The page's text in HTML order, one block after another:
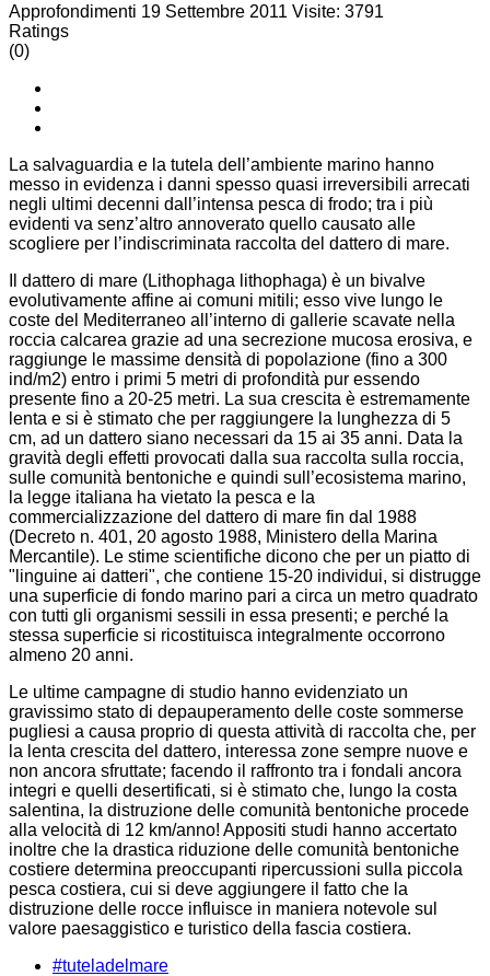
Approfondimenti 19 Settembre 2011 Visite: 3791
Ratings
(0)
La salvaguardia e la tutela dell’ambiente marino hanno
messo in evidenza i danni spesso quasi irreversibili arrecati
negli ultimi decenni dall’intensa pesca di frodo; tra i più
evidenti va senz’altro annoverato quello causato alle
scogliere per l’indiscriminata raccolta del dattero di mare.
Il dattero di mare (Lithophaga lithophaga) è un bivalve
evolutivamente affine ai comuni mitili; esso vive lungo le
coste del Mediterraneo all’interno di gallerie scavate nella
roccia calcarea grazie ad una secrezione mucosa erosiva, e
raggiunge le massime densità di popolazione (fino a 300
ind/m2) entro i primi 5 metri di profondità pur essendo
presente fino a 20-25 metri. La sua crescita è estremamente
lenta e si è stimato che per raggiungere la lunghezza di 5
cm, ad un dattero siano necessari da 15 ai 35 anni. Data la
gravità degli effetti provocati dalla sua raccolta sulla roccia,
sulle comunità bentoniche e quindi sull’ecosistema marino,
la legge italiana ha vietato la pesca e la
commercializzazione del dattero di mare fin dal 1988
(Decreto n. 401, 20 agosto 1988, Ministero della Marina
Mercantile). Le stime scientifiche dicono che per un piatto di
"linguine ai datteri", che contiene 15-20 individui, si distrugge
una superficie di fondo marino pari a circa un metro quadrato
con tutti gli organismi sessili in essa presenti; e perché la
stessa superficie si ricostituisca integralmente occorrono
almeno 20 anni.
Le ultime campagne di studio hanno evidenziato un
gravissimo stato di depauperamento delle coste sommerse
pugliesi a causa proprio di questa attività di raccolta che, per
la lenta crescita del dattero, interessa zone sempre nuove e
non ancora sfruttate; facendo il raffronto tra i fondali ancora
integri e quelli desertificati, si è stimato che, lungo la costa
salentina, la distruzione delle comunità bentoniche procede
alla velocità di 12 km/anno! Appositi studi hanno accertato
inoltre che la drastica riduzione delle comunità bentoniche
costiere determina preoccupanti ripercussioni sulla piccola
pesca costiera, cui si deve aggiungere il fatto che la
distruzione delle rocce influisce in maniera notevole sul
valore paesaggistico e turistico della fascia costiera.
#tuteladelmare